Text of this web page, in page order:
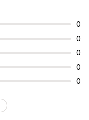
0
0
0
0
0